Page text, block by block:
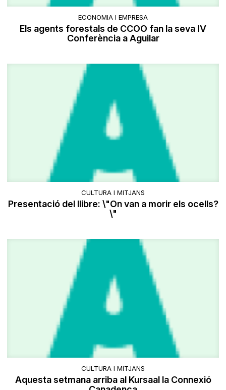
ECONOMIA I EMPRESA
Els agents forestals de CCOO fan la seva IV
Conferència a Aguilar
CULTURA I MITJANS
Presentació del llibre: \"On van a morir els ocells?
\"
CULTURA I MITJANS
Aquesta setmana arriba al Kursaal la Connexió